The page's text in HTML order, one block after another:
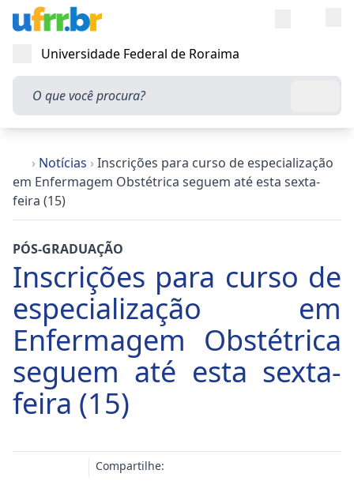
Abrir menu
Universidade Federal de Roraima
O que você procura?
› Notícias › Inscrições para curso de especialização
em Enfermagem Obstétrica seguem até esta sexta-
feira (15)
PÓS-GRADUAÇÃO
Inscrições para curso de
especialização em
Enfermagem Obstétrica
seguem até esta sexta-
feira (15)
Compartilhe: